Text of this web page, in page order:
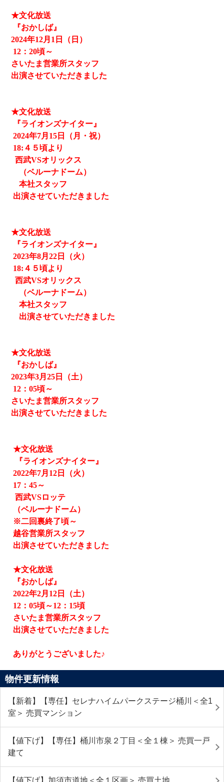
★文化放送
『おかしば』
2024年12月1日（日）
12 ：20頃～
さいたま営業所スタッフ
出演させていただきました
★文化放送
『ライオンズナイター』
2024年7月15日（月・祝）
18:４５頃より
西武VSオリックス
（ベルーナドーム）
本社スタッフ
出演させていただきました
★文化放送
『ライオンズナイター』
2023年8月22日（火）
18:４５頃より
西武VSオリックス
（ベルーナドーム）
本社スタッフ
出演させていただきました
★文化放送
『おかしば』
2023年3月25日（土）
12 ：05頃～
さいたま営業所スタッフ
出演させていただきました
★文化放送
『ライオンズナイター』
2022年7月 12 日（火）
17 ：45～
西武VSロッテ
（ベルーナドーム）
※二回裏終了頃～
越谷営業所スタッフ
出演させていただきました
★文化放送
『おかしば』
2022年2月 12 日（土）
12 ：05頃～12 ： 15頃
さいたま営業所スタッフ
出演させていただきました
ありがとうございました♪
物件更新情報
【新着】【専任】セレナハイムパークステージ桶川＜全1
室＞ 売買マンション
【値下げ】【専任】桶川市泉２丁目＜全１棟＞ 売買一戸
建て
【値下げ】加須市道地＜全１区画＞ 売買土地